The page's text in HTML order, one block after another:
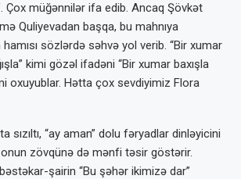
Çox müğənnilər ifa edib. Ancaq Şövkət
Quliyevadan başqa, bu mahnıya
sözlərdə səhvə yol verib. “Bir xumar
kimi gözəl ifadəni “Bir xumar baxış­la
oxuyublar. Hətta çox sevdiyimiz Flora
sızıltı, “ay aman” dolu fəryadlar dinləyicini
zövqünə də mənfi təsir göstərir.
şairin “Bu şəhər ikimizə dar”